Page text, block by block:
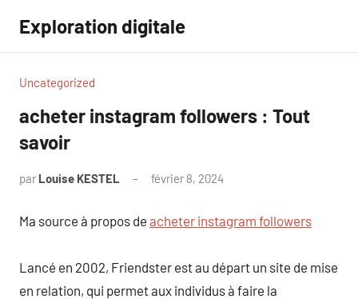
contenu
Exploration digitale
Uncategorized
acheter instagram followers : Tout
savoir
par Louise KESTEL février 8, 2024
Ma source à propos de acheter instagram followers
Lancé en 2002, Friendster est au départ un site de mise
en relation, qui permet aux individus à faire la